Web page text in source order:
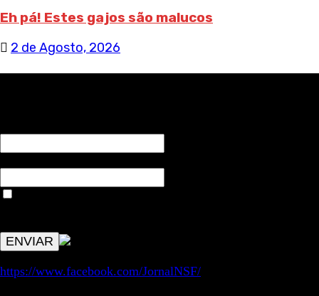
Eh pá! Estes gajos são malucos
2 de Agosto, 2026
https://www.facebook.com/JornalNSF/